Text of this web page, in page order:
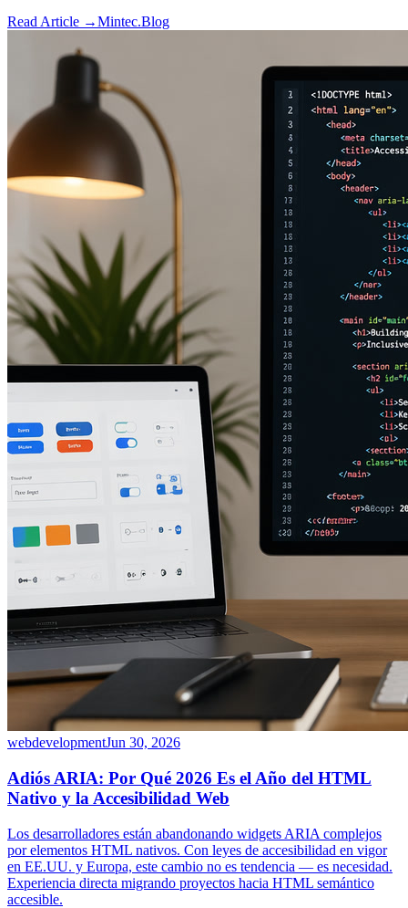
Read Article →Mintec.Blog
webdevelopmentJun 30, 2026
Adiós ARIA: Por Qué 2026 Es el Año del HTML
Nativo y la Accesibilidad Web
Los desarrolladores están abandonando widgets ARIA complejos
por elementos HTML nativos. Con leyes de accesibilidad en vigor
en EE.UU. y Europa, este cambio no es tendencia — es necesidad.
Experiencia directa migrando proyectos hacia HTML semántico
accesible.